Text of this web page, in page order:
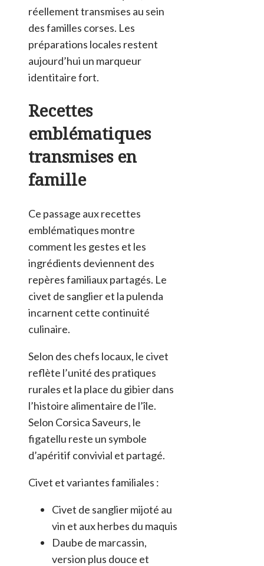
réellement transmises au sein
des familles corses. Les
préparations locales restent
aujourd’hui un marqueur
identitaire fort.
Recettes
emblématiques
transmises en
famille
Ce passage aux recettes
emblématiques montre
comment les gestes et les
ingrédients deviennent des
repères familiaux partagés. Le
civet de sanglier et la pulenda
incarnent cette continuité
culinaire.
Selon des chefs locaux, le civet
reflète l’unité des pratiques
rurales et la place du gibier dans
l’histoire alimentaire de l’île.
Selon Corsica Saveurs, le
figatellu reste un symbole
d’apéritif convivial et partagé.
Civet et variantes familiales :
Civet de sanglier mijoté au
vin et aux herbes du maquis
Daube de marcassin,
version plus douce et